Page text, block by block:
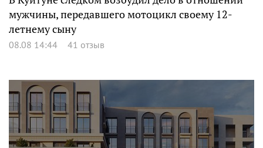
мужчины, передавшего мотоцикл своему 12-
летнему сыну
08.08 14:44 41 отзыв